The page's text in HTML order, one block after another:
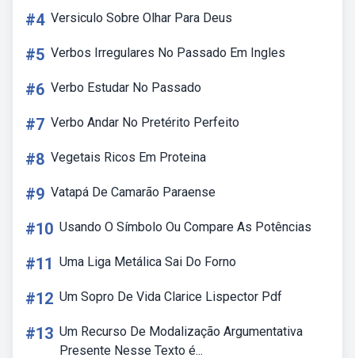
#4 Versiculo Sobre Olhar Para Deus
#5 Verbos Irregulares No Passado Em Ingles
#6 Verbo Estudar No Passado
#7 Verbo Andar No Pretérito Perfeito
#8 Vegetais Ricos Em Proteina
#9 Vatapá De Camarão Paraense
#10 Usando O Símbolo Ou Compare As Potências
#11 Uma Liga Metálica Sai Do Forno
#12 Um Sopro De Vida Clarice Lispector Pdf
#13 Um Recurso De Modalização Argumentativa
Presente Nesse Texto é...